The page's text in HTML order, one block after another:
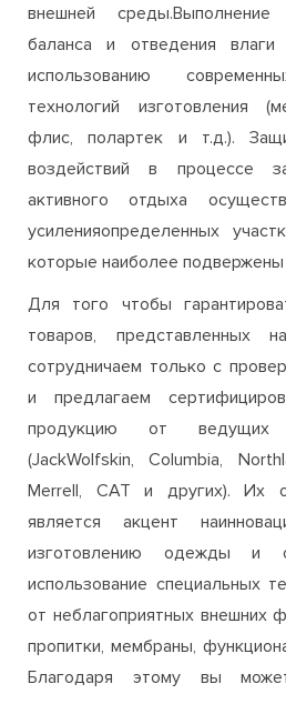
внешней
баланса и отведения влаги
использованию
технологий изготовления
флис, полартек и т.д.).
воздействий в процессе
активного отдыха
усиленияопределенных
которые наиболее подвержены
Для того чтобы
товаров,
сотрудничаем только с
и предлагаем
продукцию от ведущих
(JackWolfskin, Columbia,
Merrell, CAT и других). Их
является акцент
изготовлению одежды и
использование специальных
от неблагоприятных внешних
пропитки, мембраны,
Благодаря этому вы